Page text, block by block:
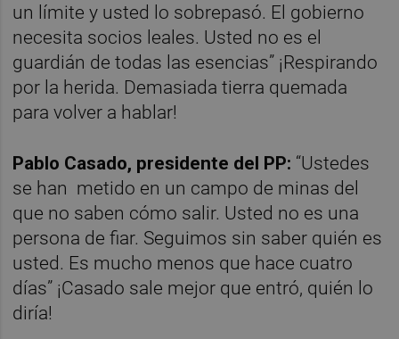
un límite y usted lo sobrepasó. El gobierno
necesita socios leales. Usted no es el
guardián de todas las esencias” ¡Respirando
por la herida. Demasiada tierra quemada
para volver a hablar!
Pablo Casado, presidente del PP: “Ustedes
se han metido en un campo de minas del
que no saben cómo salir. Usted no es una
persona de fiar. Seguimos sin saber quién es
usted. Es mucho menos que hace cuatro
días” ¡Casado sale mejor que entró, quién lo
diría!